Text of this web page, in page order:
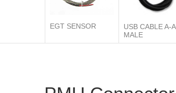
EGT SENSOR
USB CABLE A-A
MALE